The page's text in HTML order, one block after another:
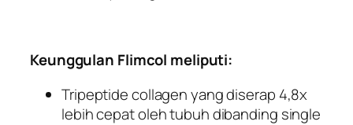
Keunggulan Flimcol meliputi:
Tripeptide collagen yang diserap 4,8x
lebih cepat oleh tubuh dibanding single